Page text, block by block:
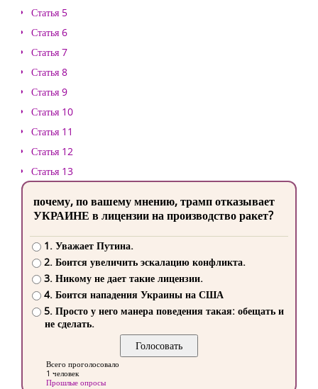
Статья 5
Статья 6
Статья 7
Статья 8
Статья 9
Статья 10
Статья 11
Статья 12
Статья 13
почему, по вашему мнению, трамп отказывает
УКРАИНЕ в лицензии на производство ракет?
1. Уважает Путина.
2. Боится увеличить эскалацию конфликта.
3. Никому не дает такие лицензии.
4. Боится нападения Украины на США
5. Просто у него манера поведения такая: обещать и
не сделать.
Всего проголосовало
1 человек
Прошлые опросы